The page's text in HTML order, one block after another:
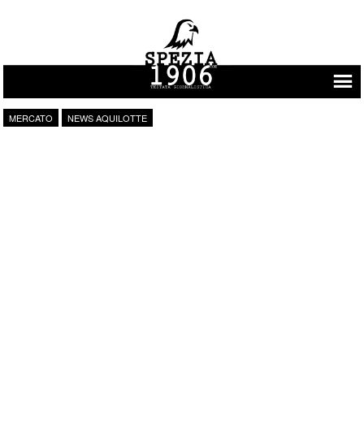
Vai al contenuto
MERCATO NEWS AQUILOTTE